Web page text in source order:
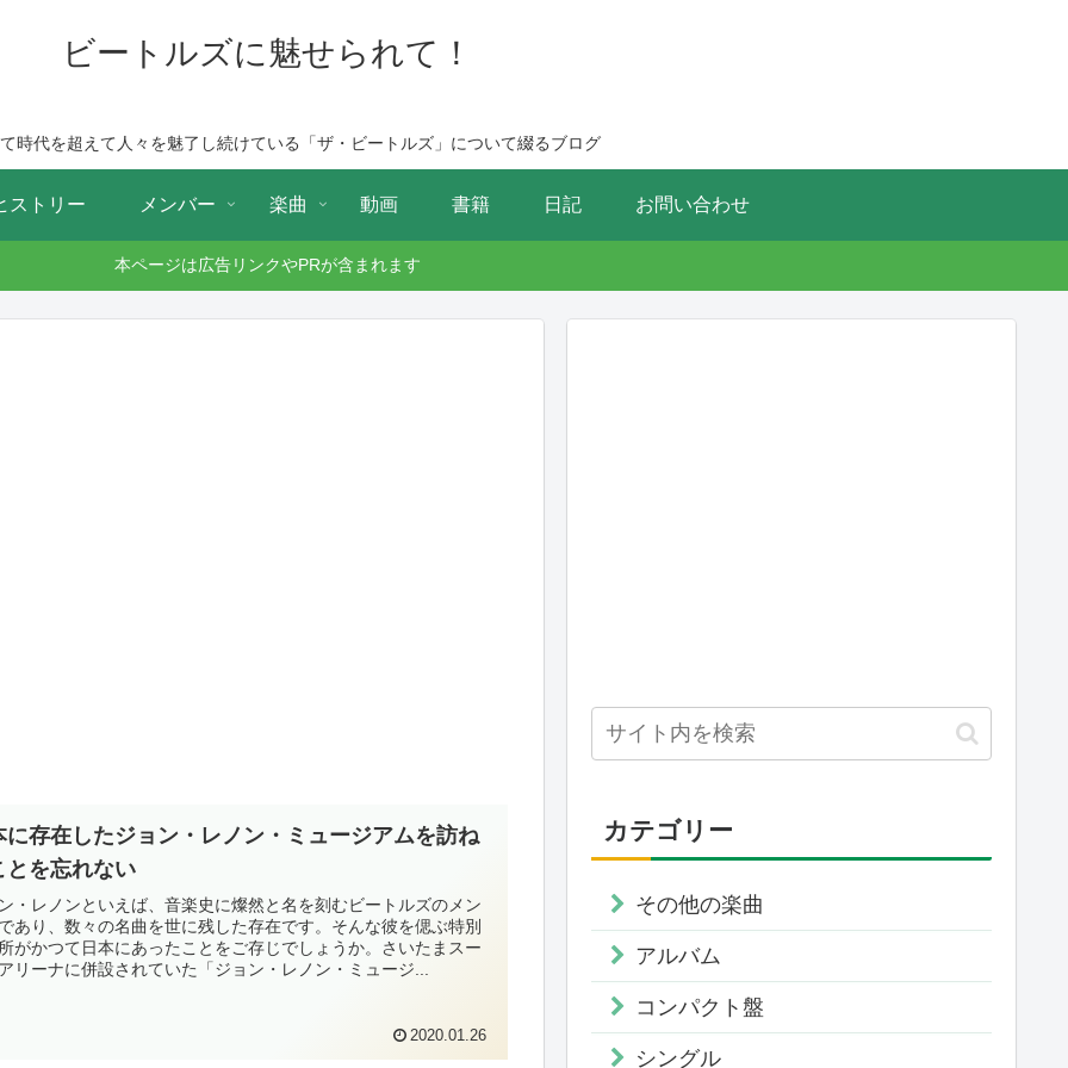
ビートルズに魅せられて！
時代を超えて人々を魅了し続けている「ザ・ビートルズ」について綴るブログ
ストリー メンバー 楽曲 動画 書籍 日記 お問い合わせ
本ページは広告リンクやPRが含まれます
に存在したジョン・レノン・ミュージアムを訪ね
とを忘れない
・レノンといえば、音楽史に燦然と名を刻むビートルズのメン
あり、数々の名曲を世に残した存在です。そんな彼を偲ぶ特別
がかつて日本にあったことをご存じでしょうか。さいたまスー
リーナに併設されていた「ジョン・レノン・ミュージ...
2020.01.26
カテゴリー
その他の楽曲
アルバム
コンパクト盤
シングル